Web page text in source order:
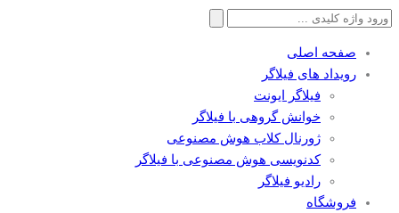
جستجو
صفحه اصلی
رویداد های فیلاگر
فیلاگر ایونت
خوانش گروهی با فیلاگر
ژورنال کلاب هوش مصنوعی
کدنویسی هوش مصنوعی با فیلاگر
رادیو فیلاگر
فروشگاه